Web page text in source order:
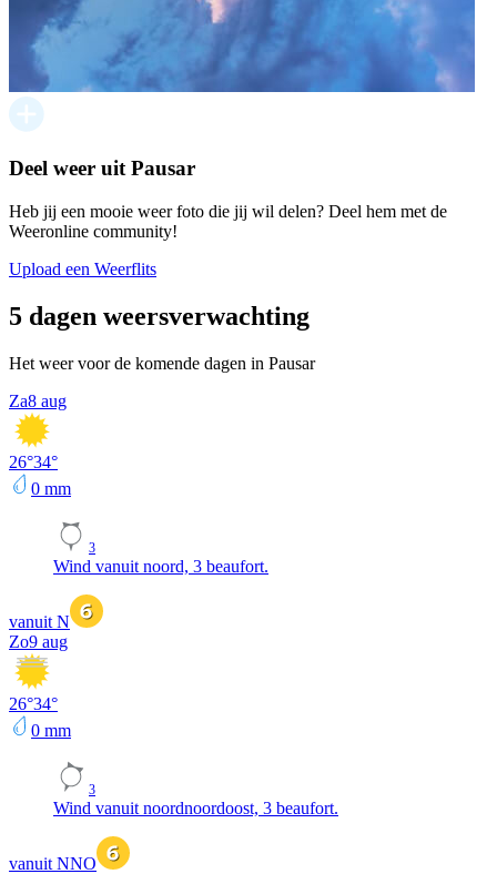
Deel weer uit Pausar
Heb jij een mooie weer foto die jij wil delen? Deel hem met de
Weeronline community!
Upload een Weerflits
5 dagen weersverwachting
Het weer voor de komende dagen in Pausar
Za8 aug
26°34°
0 mm
3
Wind vanuit noord, 3 beaufort.
vanuit N
Zo9 aug
26°34°
0 mm
3
Wind vanuit noordnoordoost, 3 beaufort.
vanuit NNO